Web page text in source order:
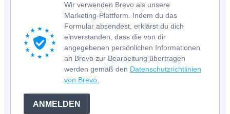
Wir verwenden Brevo als unsere
Marketing-Plattform. Indem du das
Formular absendest, erklärst du dich
einverstanden, dass die von dir
angegebenen persönlichen Informationen
an Brevo zur Bearbeitung übertragen
werden gemäß den Datenschutzrichtlinien
von Brevo.
ANMELDEN